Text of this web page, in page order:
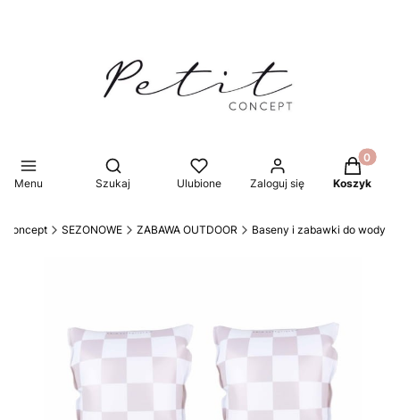
Menu
Otwórz wyszukiwarkę
Szukaj Ulubione Zaloguj się Koszyk
Concept SEZONOWE ZABAWA OUTDOOR Baseny i zabawki do wody